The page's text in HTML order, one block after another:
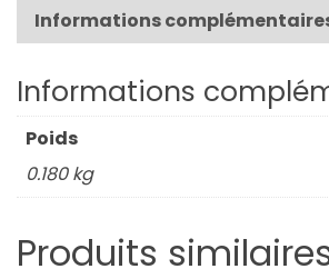
»
Douces
heures
Informations
Informations
Poids
0.180 kg
Produits